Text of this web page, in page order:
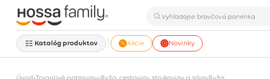
Katalóg produktov Akcie Novinky